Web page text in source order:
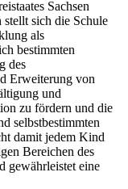
Sachsen
sich die Schule
als
bestimmten
des
Erweiterung von
und
zu fördern und die
selbstbestimmten
damit jedem Kind
Bereichen des
gewährleistet eine